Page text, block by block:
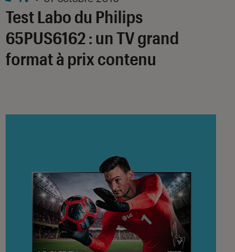
Test Labo du Philips
65PUS6162 : un TV grand
format à prix contenu